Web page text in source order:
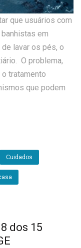
que usuários com
em
de lavar os pés, o
O problema,
tratamento
que podem
Cuidados
dos 15